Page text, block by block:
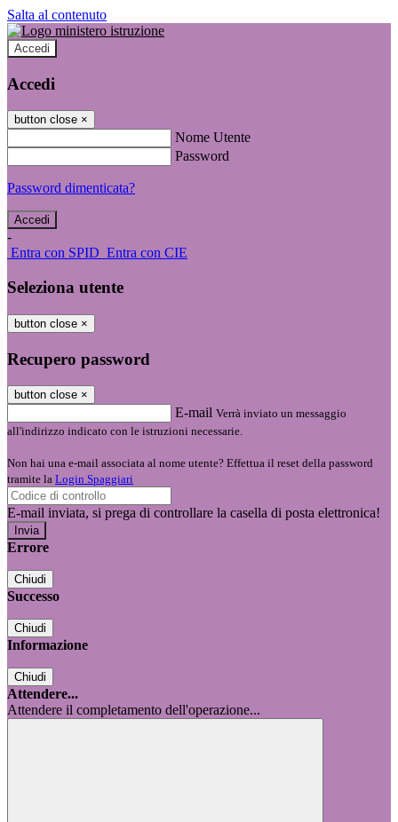
Salta al contenuto
Accedi
Accedi
button close ×
Nome Utente
Password
Password dimenticata?
-
Entra con SPID Entra con CIE
Seleziona utente
button close ×
Recupero password
button close ×
E-mail Verrà inviato un messaggio
all'indirizzo indicato con le istruzioni necessarie.
Non hai una e-mail associata al nome utente? Effettua il reset della password
tramite la Login Spaggiari
E-mail inviata, si prega di controllare la casella di posta elettronica!
Errore
Chiudi
Successo
Chiudi
Informazione
Chiudi
Attendere...
Attendere il completamento dell'operazione...